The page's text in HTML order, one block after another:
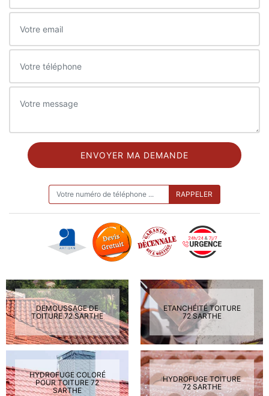
DEMOUSSAGE DE
TOITURE 72 SARTHE
ETANCHÉITÉ TOITURE
72 SARTHE
HYDROFUGE COLORÉ
POUR TOITURE 72
SARTHE
HYDROFUGE TOITURE
72 SARTHE